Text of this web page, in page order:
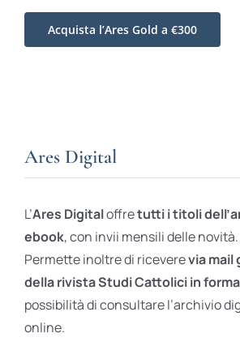
Acquista l’Ares Gold a €300
Ares Digital
L’Ares Digitaloffretutti i titoli
ebook, con invii mensili delle novità.
Permette inoltre di riceverevia mail
della rivista Studi Cattolici in
possibilità di consultare l’archivio
online.